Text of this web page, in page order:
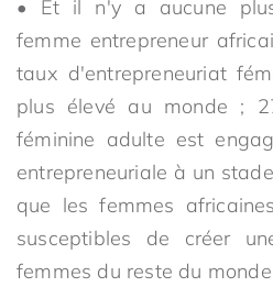
• Et il n'y a aucune
femme entrepreneur
taux d'entrepreneuriat
plus élevé au monde ;
féminine adulte est
entrepreneuriale à un
que les femmes
susceptibles de créer
femmes du reste du